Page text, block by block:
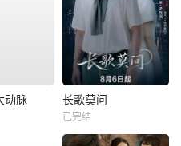
动脉 长歌莫问
已完结